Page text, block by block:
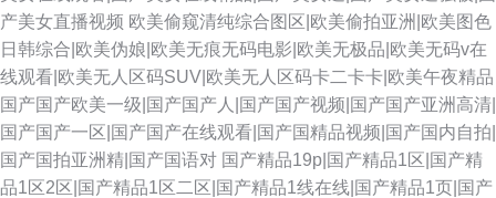
产美女直播视频 欧美偷窥清纯综合图区|欧美偷拍亚洲|欧美图色
日韩综合|欧美伪娘|欧美无痕无码电影|欧美无极品|欧美无码v在
线观看|欧美无人区码SUV|欧美无人区码卡二卡卡|欧美午夜精品
国产国产欧美一级|国产国产人|国产国产视频|国产国产亚洲高清|
国产国产一区|国产国产在线观看|国产国精品视频|国产国内自拍|
国产国拍亚洲精|国产国语对 国产精品19p|国产精品1区|国产精
品1区2区|国产精品1区二区|国产精品1线在线|国产精品1页|国产